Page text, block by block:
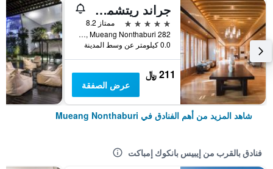
جراند ريتشموند ستيليش كونفينشن هوتل
5 نجوم
ممتاز 8.2
282 Rattanathibeth Rd., Bangkrasau, Mueang Nonthaburi, تايلاند
0.0 كيلومتر عن وسط المدينة
211 ﷼
عرض الصفقة
شاهد المزيد من أهم الفنادق في Mueang Nonthaburi
فنادق بالقرب من إيبيس بانكوك إمباكت